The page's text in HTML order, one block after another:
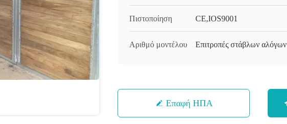
Πιστοποίηση CE,IOS9001
Αριθμό μοντέλου Επιτροπές στάβλων αλόγων
Επαφή ΗΠΑ